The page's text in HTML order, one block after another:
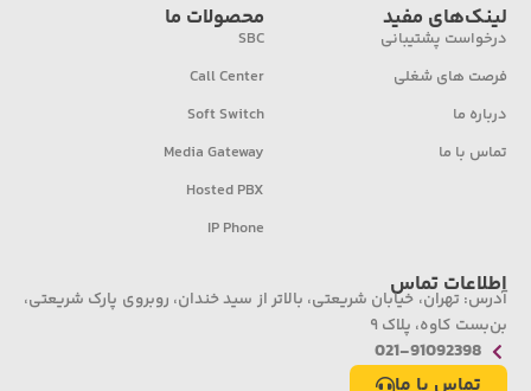
لینک‌های مفید
درخواست پشتیبانی
فرصت های شغلی
درباره ما
تماس با ما
محصولات ما
SBC
Call Center
Soft Switch
Media Gateway
Hosted PBX
IP Phone
اطلاعات تماس
آدرس: تهران، خیابان شریعتی، بالاتر از سید خندان، روبروی پارک شریعتی،
بن‌بست کاوه، پلاک ۹
021-91092398